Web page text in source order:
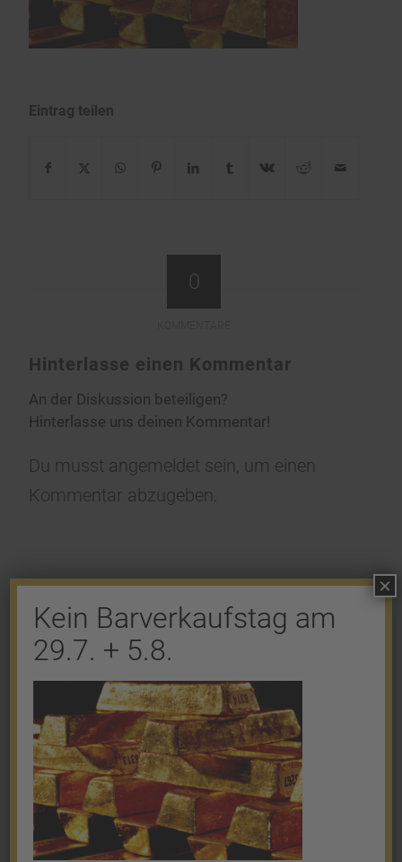
Eintrag teilen
0
Hinterlasse einen Kommentar
An der Diskussion beteiligen?
Hinterlasse uns deinen Kommentar!
Du musst angemeldet sein, um einen
Kommentar abzugeben.
Shop
Granalien
Palladium
Platin
Silber
Kein Barverkaufstag am
29.7. + 5.8.
×